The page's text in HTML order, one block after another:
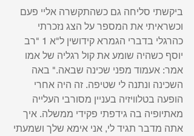
ביקשתי סליחה גם כשהתקשרה אליי פעם
וכשראיתי את המספר על הצג נזכרתי
כהרגלי בדברי הגמרא קידושין ל"א 1 "רב
יוסף כשהיה שומע את קול רגליה של אמו
אמר: אעמוד מפני שכינה שבאה." באה
השכינה ונתנה לי שטיפה. זה היה אחרי
הופעה בטלוויזיה בעניין מסורבי העלייה
מאתיופיה בה גידפתי פקידי ממשלה. איך
אתה מדבר תגיד לי, אני אימא שלך ושמעתי